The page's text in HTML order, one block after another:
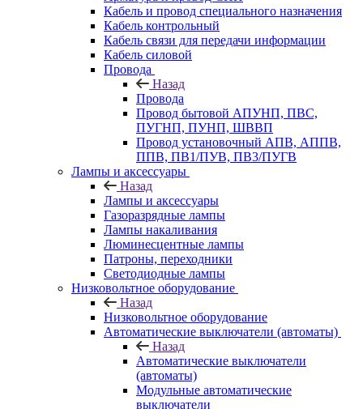
Кабель и провод специального назначения
Кабель контрольный
Кабель связи для передачи информации
Кабель силовой
Провода
Назад
Провода
Провод бытовой АПУНП, ПВС,
ПУГНП, ПУНП, ШВВП
Провод установочный АПВ, АППВ,
ППВ, ПВ1/ПУВ, ПВ3/ПУГВ
Лампы и аксессуары
Назад
Лампы и аксессуары
Газоразрядные лампы
Лампы накаливания
Люминесцентные лампы
Патроны, переходники
Светодиодные лампы
Низковольтное оборудование
Назад
Низковольтное оборудование
Автоматические выключатели (автоматы)
Назад
Автоматические выключатели
(автоматы)
Модульные автоматические
выключатели